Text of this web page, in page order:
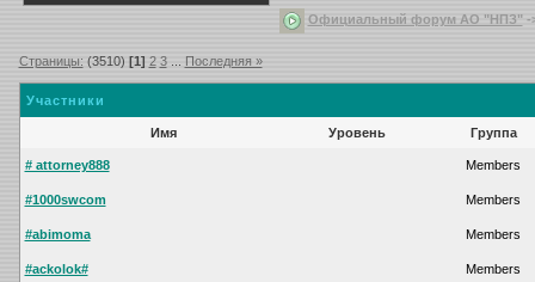
Официальный форум АО "НПЗ"-
Страницы: (3510) [1] 2 3... Последняя »
Участники
Имя Уровень Группа
# attorney888 Members
#1000swcom Members
#abimoma Members
#ackolok# Members